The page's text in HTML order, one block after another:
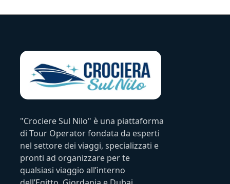
"Crociere Sul Nilo" è una piattaforma
di Tour Operator fondata da esperti
nel settore dei viaggi, specializzati e
pronti ad organizzare per te
qualsiasi viaggio all’interno